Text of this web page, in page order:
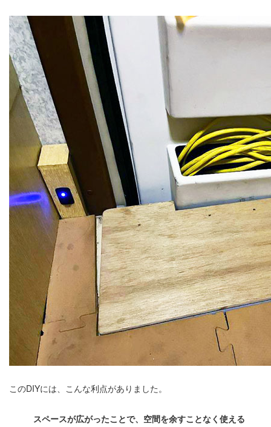
このDIYには、こんな利点がありました。
スペースが広がったことで、空間を余すことなく使える